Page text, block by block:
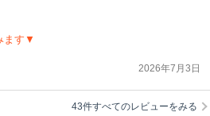
ます▼
2026年7月3日
43件すべてのレビューをみる